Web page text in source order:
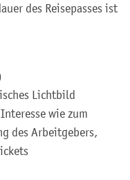
des Reisepasses ist
Lichtbild
wie zum
des Arbeitgebers,